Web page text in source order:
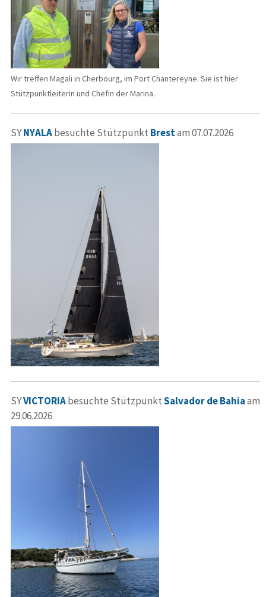
Wir treffen Magali in Cherbourg, im Port Chantereyne. Sie ist hier
Stützpunktleiterin und Chefin der Marina.
SYNYALAbesuchte Stützpunkt Brestam 07.07.2026
SYVICTORIAbesuchte StützpunktSalvador de Bahiaam
29.06.2026